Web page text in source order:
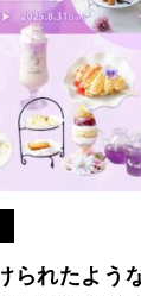
られたよう